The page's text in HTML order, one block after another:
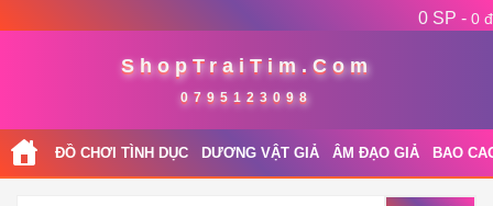
0 SP - 0 đ
ShopTraiTim.Com
0795123098
ĐỒ CHƠI TÌNH DỤC DƯƠNG VẬT GIẢ ÂM ĐẠO GIẢ BAO